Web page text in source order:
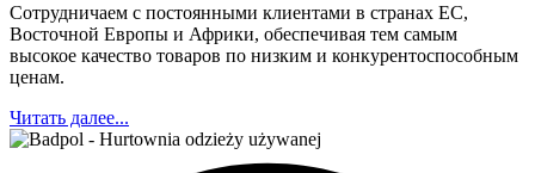
Сотрудничаем с постоянными клиентами в странах ЕС,
Восточной Европы и Африки, обеспечивая тем самым
высокое качество товаров по низким и конкурентоспособным
ценам.
Читать далее...